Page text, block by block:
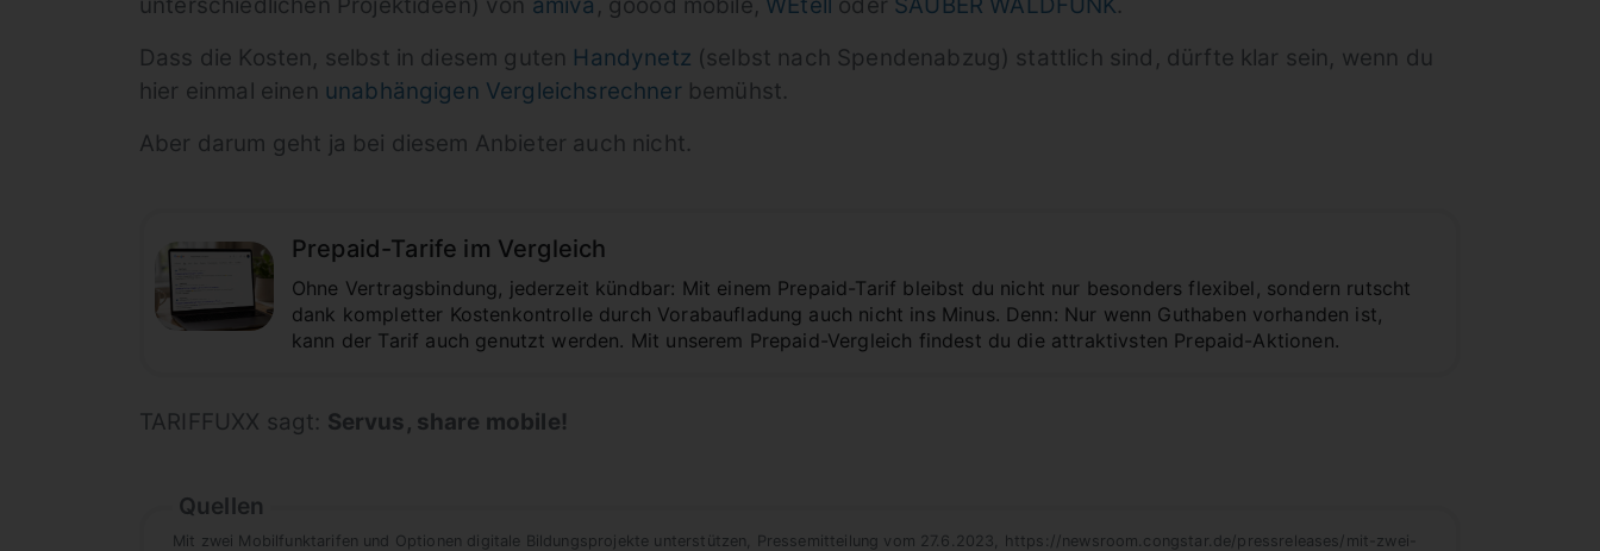
Dass die Kosten, selbst in diesem guten Handynetz (selbst nach Spendenabzug) stattlich sind, dürfte klar sein, wenn du
hier einmal einen unabhängigen Vergleichsrechnerbemühst.
Aber darum geht ja bei diesem Anbieter auch nicht.
Prepaid-Tarife im Vergleich
Ohne Vertragsbindung, jederzeit kündbar: Mit einem Prepaid-Tarif bleibst du nicht nur besonders flexibel, sondern rutscht
dank kompletter Kostenkontrolle durch Vorabaufladung auch nicht ins Minus. Denn: Nur wenn Guthaben vorhanden ist,
kann der Tarif auch genutzt werden. Mit unserem Prepaid-Vergleich findest du die attraktivsten Prepaid-Aktionen.
TARIFFUXX sagt: Servus, share mobile!
Quellen
Mit zwei Mobilfunktarifen und Optionen digitale Bildungsprojekte unterstützen, Pressemitteilung vom 27.6.2023,
https://newsroom.congstar.de/pressreleases/mit-zwei-